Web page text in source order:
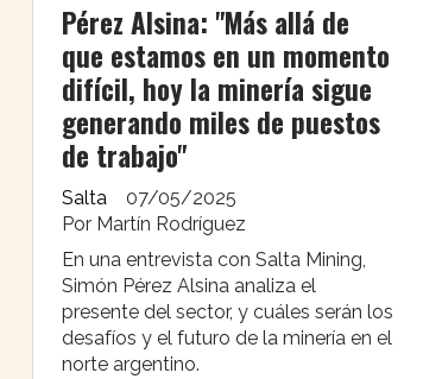
Pérez Alsina: "Más allá de
que estamos en un momento
difícil, hoy la minería sigue
generando miles de puestos
de trabajo"
Por Martín Rodríguez
Salta 07/05/2025
En una entrevista con Salta Mining,
Simón Pérez Alsina analiza el
presente del sector, y cuáles serán los
desafíos y el futuro de la minería en el
norte argentino.